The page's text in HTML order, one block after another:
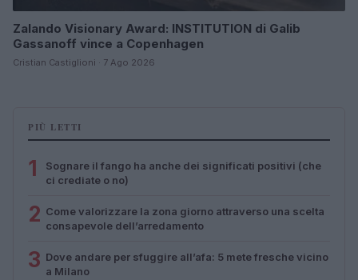
Zalando Visionary Award: INSTITUTION di Galib
Gassanoff vince a Copenhagen
Cristian Castiglioni · 7 Ago 2026
PIÙ LETTI
1
Sognare il fango ha anche dei significati positivi (che
ci crediate o no)
2 Come valorizzare la zona giorno attraverso una scelta
consapevole dell’arredamento
3 Dove andare per sfuggire all’afa: 5 mete fresche vicino
a Milano